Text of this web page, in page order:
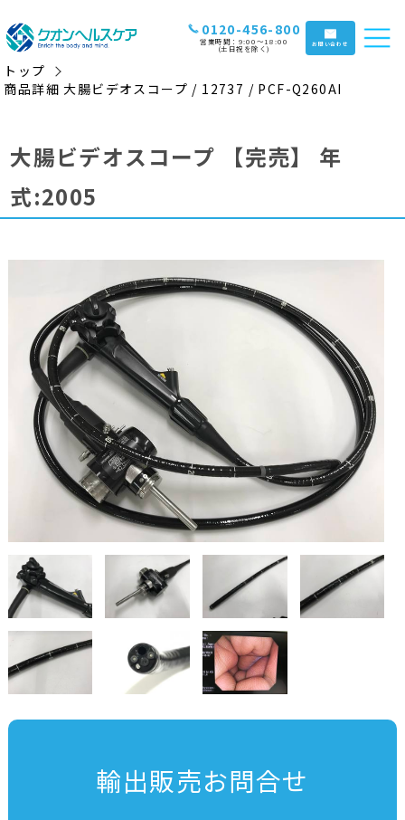
0120-456-800
営業時間：9:00〜18:00
(土日祝を除く) お問い合わせ
トップ
商品詳細 大腸ビデオスコープ / 12737 / PCF-Q260AI
大腸ビデオスコープ 【完売】
年
式:2005
輸出販売お問合せ